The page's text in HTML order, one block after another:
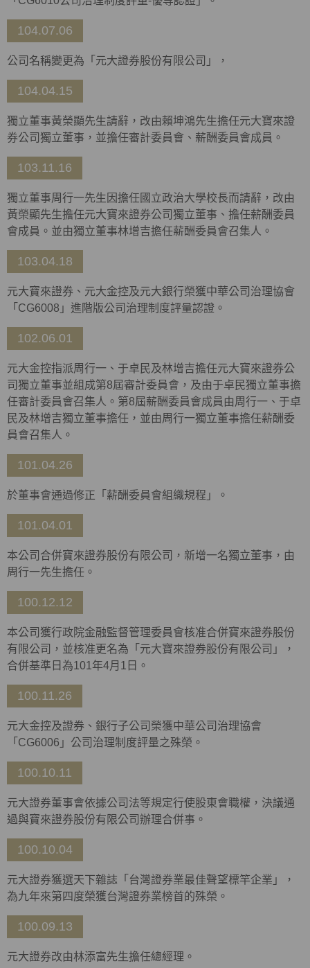
104.07.06
公司名稱變更為「元大證券股份有限公司」，
104.04.15
獨立董事黃榮顯先生請辭，改由賴坤鴻先生擔任元大寶來證
券公司獨立董事，並擔任審計委員會、薪酬委員會成員。
103.11.16
獨立董事周行一先生因擔任國立政治大學校長而請辭，改由
黃榮顯先生擔任元大寶來證券公司獨立董事、擔任薪酬委員
會成員。並由獨立董事林增吉擔任薪酬委員會召集人。
103.04.18
元大寶來證券、元大金控及元大銀行榮獲中華公司治理協會
「CG6008」進階版公司治理制度評量認證。
102.06.01
元大金控指派周行一、于卓民及林增吉擔任元大寶來證券公
司獨立董事並組成第8屆審計委員會，及由于卓民獨立董事擔
任審計委員會召集人。第8屆薪酬委員會成員由周行一、于卓
民及林增吉獨立董事擔任，並由周行一獨立董事擔任薪酬委
員會召集人。
101.04.26
於董事會通過修正「薪酬委員會組織規程」。
101.04.01
本公司合併寶來證券股份有限公司，新增一名獨立董事，由
周行一先生擔任。
100.12.12
本公司獲行政院金融監督管理委員會核准合併寶來證券股份
有限公司，並核准更名為「元大寶來證券股份有限公司」，
合併基準日為101年4月1日。
100.11.26
元大金控及證券、銀行子公司榮獲中華公司治理協會
「CG6006」公司治理制度評量之殊榮。
100.10.11
元大證券董事會依據公司法等規定行使股東會職權，決議通
過與寶來證券股份有限公司辦理合併事。
100.10.04
元大證券獲選天下雜誌「台灣證券業最佳聲望標竿企業」，
為九年來第四度榮獲台灣證券業榜首的殊榮。
100.09.13
元大證券改由林添富先生擔任總經理。